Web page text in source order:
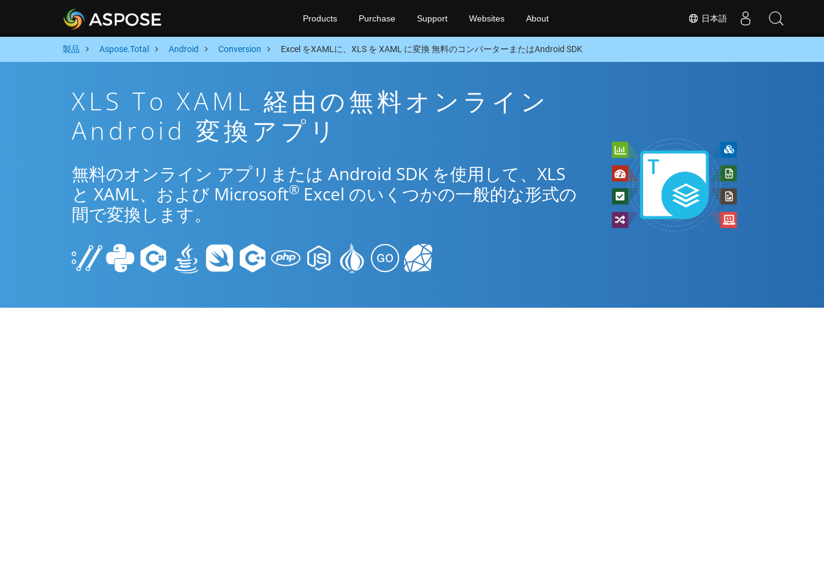
日本語
Products Purchase Support Websites About
製品 Aspose.Total Android Conversion Excel をXAMLに、XLS を XAML に変換 無料のコンバーターまたはAndroid SDK
XLS To XAML 経由の無料オンライン
Android 変換アプリ
無料のオンライン アプリまたは Android SDK を使用して、XLS
と XAML、および Microsoft® Excel のいくつかの一般的な形式の
間で変換します。